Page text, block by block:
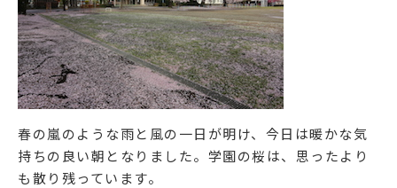
Instagram
資料請求・お問い合わせ
学校法人相模女子大学
春の嵐のような雨と風の一日が明け、今日は暖かな気
持ちの良い朝となりました。学園の桜は、思ったより
も散り残っています。